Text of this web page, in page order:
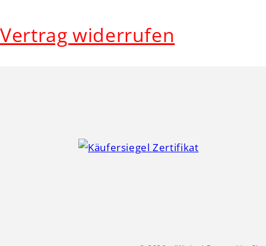
Vertrag widerrufen